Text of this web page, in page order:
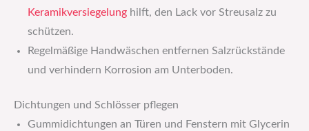
Keramikversiegelung hilft, den Lack vor Streusalz zu
schützen.
Regelmäßige Handwäschen entfernen Salzrückstände
und verhindern Korrosion am Unterboden.
Dichtungen und Schlösser pflegen
Gummidichtungen an Türen und Fenstern mit Glycerin